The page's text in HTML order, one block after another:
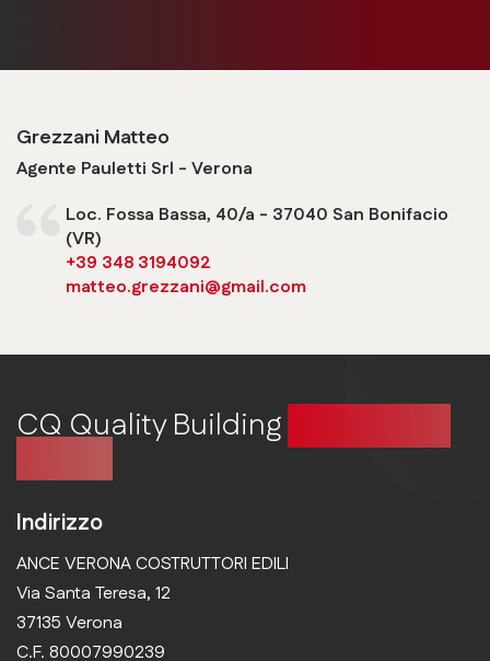
Grezzani Matteo
Agente Pauletti Srl - Verona
Loc. Fossa Bassa, 40/a - 37040 San Bonifacio
(VR)
+39 348 3194092
matteo.grezzani@gmail.com
CQ Quality Building
Indirizzo
ANCE VERONA COSTRUTTORI EDILI
Via Santa Teresa, 12
37135 Verona
C.F. 80007990239